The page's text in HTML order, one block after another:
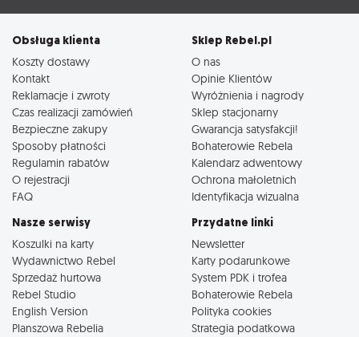
Obsługa klienta
Koszty dostawy
Kontakt
Reklamacje i zwroty
Czas realizacji zamówień
Bezpieczne zakupy
Sposoby płatności
Regulamin rabatów
O rejestracji
FAQ
Sklep Rebel.pl
O nas
Opinie Klientów
Wyróżnienia i nagrody
Sklep stacjonarny
Gwarancja satysfakcji!
Bohaterowie Rebela
Kalendarz adwentowy
Ochrona małoletnich
Identyfikacja wizualna
Nasze serwisy
Koszulki na karty
Wydawnictwo Rebel
Sprzedaż hurtowa
Rebel Studio
English Version
Planszowa Rebelia
Przydatne linki
Newsletter
Karty podarunkowe
System PDK i trofea
Bohaterowie Rebela
Polityka cookies
Strategia podatkowa